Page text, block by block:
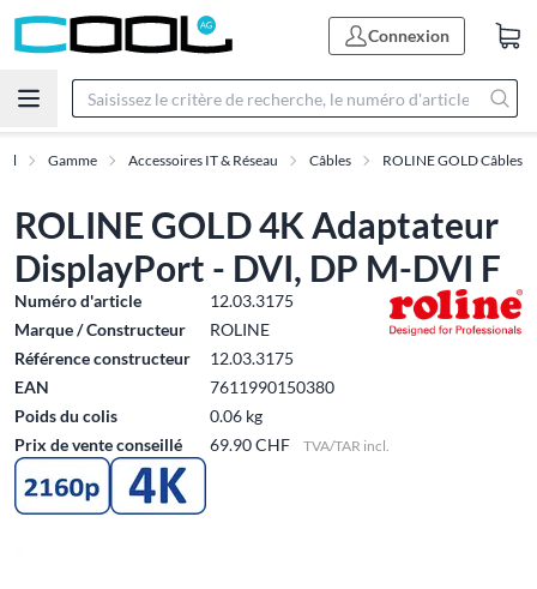
Connexion
Gamme Accessoires IT & Réseau Câbles ROLINE GOLD Câbles
ROLINE GOLD 4K Adaptateur
DisplayPort - DVI, DP M-DVI F
Numéro d'article
12.03.3175
Marque / Constructeur
ROLINE
Référence constructeur
12.03.3175
EAN
7611990150380
Poids du colis
0.06 kg
Prix de vente conseillé
69.90 CHF TVA/TAR incl.